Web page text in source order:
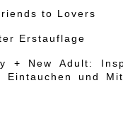
to Lovers
Erstauflage
+ New Adult:
Eintauchen und